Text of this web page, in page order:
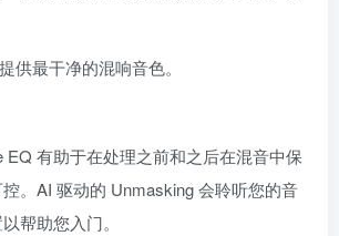
供最干净的混响音色。
EQ 有助于在处理之前和之后在混音中保
。AI 驱动的 Unmasking 会聆听您的音
帮助您入门。